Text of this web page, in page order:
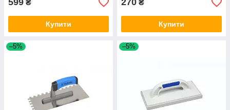
599 ₴
Купити
270 ₴
Купити
–5% –5%